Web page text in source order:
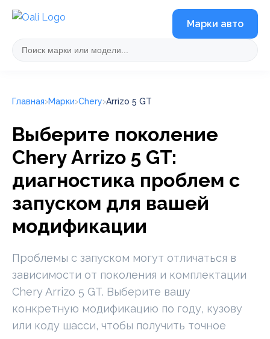
Марки авто
Главная Марки Chery Arrizo 5 GT
Выберите поколение
Chery Arrizo 5 GT:
диагностика проблем с
запуском для вашей
модификации
Проблемы с запуском могут отличаться в
зависимости от поколения и комплектации
Chery Arrizo 5 GT. Выберите вашу
конкретную модификацию по году, кузову
или коду шасси, чтобы получить точное